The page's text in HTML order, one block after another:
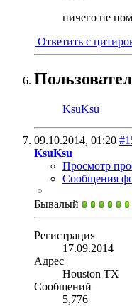
ничего не
Ответить с
KsuKsu
09.10.2014, 01:20
KsuKsu
Просмотр
Сообщения
Бывалый
Регистрация
17.09.2014
Адрес
Houston TX
Сообщений
5,776